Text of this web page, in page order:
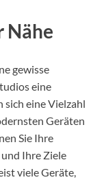
Nähe
gewisse
eine
sich eine Vielzahl
Geräten
Sie Ihre
Ihre Ziele
viele Geräte,